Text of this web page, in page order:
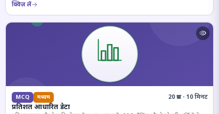
क्विज़ लें
MCQ मध्यम 20 प्रश्न · 10 मिनट
प्रतिशत आधारित डेटा